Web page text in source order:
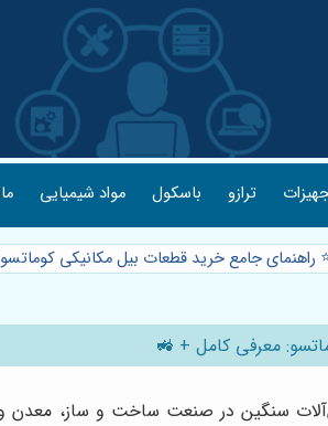
ترازو باسکول مواد شیمیایی
راهنمای جامع خرید قطعات بیل مکانیکی
معرفی کامل + 🚜
سنگین در صنعت ساخت و ساز،